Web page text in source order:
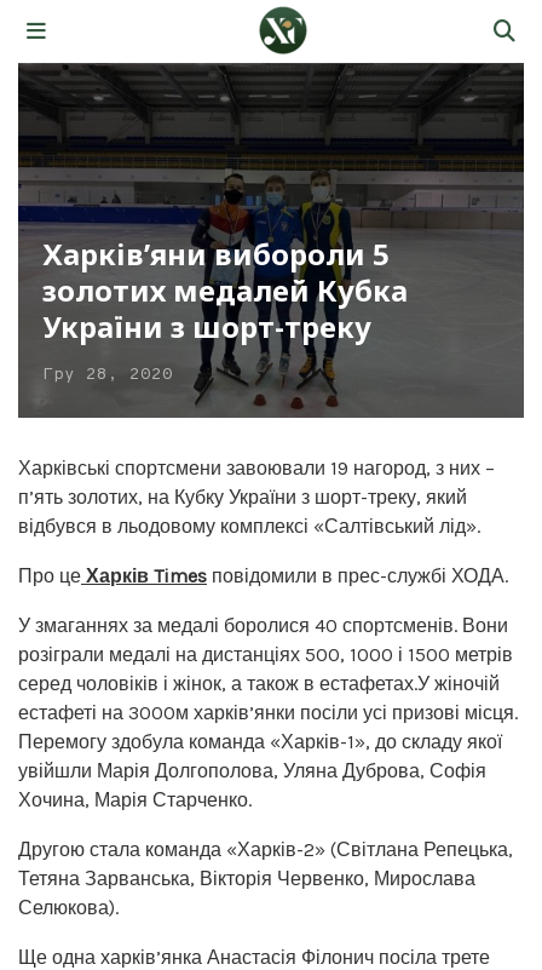
Харків’яни вибороли 5
золотих медалей Кубка
України з шорт-треку
Гру 28, 2020
Харківські спортсмени завоювали 19 нагород, з них –
п’ять золотих, на Кубку України з шорт-треку, який
відбувся в льодовому комплексі «Салтівський лід».
Про це Харків Times повідомили в прес-службі ХОДА.
У змаганнях за медалі боролися 40 спортсменів. Вони
розіграли медалі на дистанціях 500, 1000 і 1500 метрів
серед чоловіків і жінок, а також в естафетах.У жіночій
естафеті на 3000м харків’янки посіли усі призові місця.
Перемогу здобула команда «Харків-1», до складу якої
увійшли Марія Долгополова, Уляна Дуброва, Софія
Хочина, Марія Старченко.
Другою стала команда «Харків-2» (Світлана Репецька,
Тетяна Зарванська, Вікторія Червенко, Мирослава
Селюкова).
Ще одна харків’янка Анастасія Філонич посіла трете